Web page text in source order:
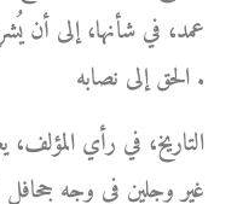
عمد، في شأنها، إلى أن
الحق إلى نصابه .
التاريخ، في رأي المؤلف،
غير وجلين في وجه جحافل